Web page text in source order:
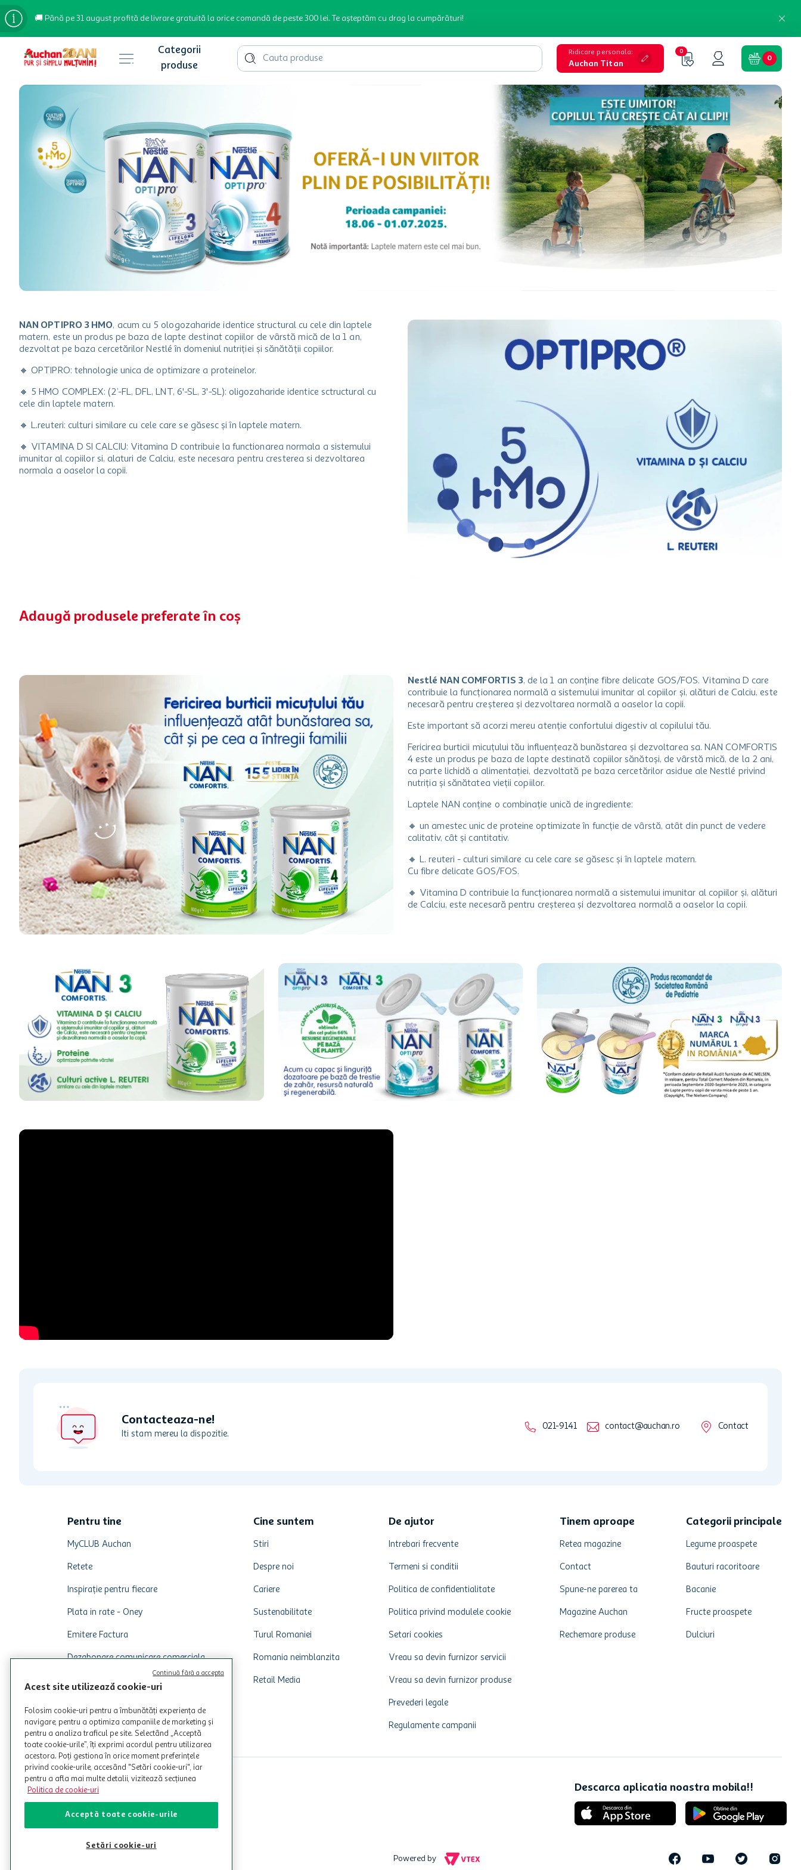
🚚 Până pe 31 august profită de livrare gratuită la orice comandă de peste 300 lei. Te așteptăm cu drag la cumpărături!
Cauta produse
cafea
inghetata
apa plata
cafea boabe
troler
hartie igienica
ciocolata
Ridicare personala:
Auchan Titan
0
0
NAN OPTIPRO 3 HMO, acum cu 5 ologozaharide identice structural cu cele din laptele
matern, este un produs pe baza de lapte destinat copiilor de vârstă mică de la 1 an,
dezvoltat pe baza cercetărilor Nestlé în domeniul nutriției și sănătății copiilor.
🔸 OPTIPRO: tehnologie unica de optimizare a proteinelor.
🔸 5 HMO COMPLEX: (2’-FL, DFL, LNT, 6'-SL, 3'-SL): oligozaharide identice sctructural cu
cele din laptele matern.
🔸 L.reuteri: culturi similare cu cele care se găsesc și în laptele matern.
🔸 VITAMINA D SI CALCIU: Vitamina D contribuie la functionarea normala a sistemului
imunitar al copiilor si, alaturi de Calciu, este necesara pentru cresterea si dezvoltarea
normala a oaselor la copii.
Adaugă produsele preferate în coș
Nestlé NAN COMFORTIS 3, de la 1 an conține fibre delicate GOS/FOS. Vitamina D care
contribuie la funcționarea normală a sistemului imunitar al copiilor și, alături de Calciu, este
necesară pentru creșterea și dezvoltarea normală a oaselor la copii.
Este important să acorzi mereu atenție confortului digestiv al copilului tău.
Fericirea burticii micuțului tău influențează bunăstarea și dezvoltarea sa. NAN COMFORTIS
4 este un produs pe baza de lapte destinată copiilor sănătoși, de vârstă mică, de la 2 ani,
ca parte lichidă a alimentației, dezvoltată pe baza cercetărilor asidue ale Nestlé privind
nutriția și sănătatea vieții copiilor.
Laptele NAN conține o combinație unică de ingrediente:
🔸 un amestec unic de proteine optimizate în funcție de vârstă, atât din punct de vedere
calitativ, cât și cantitativ.
🔸 L. reuteri - culturi similare cu cele care se găsesc și în laptele matern.
Cu fibre delicate GOS/FOS.
🔸 Vitamina D contribuie la funcționarea normală a sistemului imunitar al copiilor și, alături
de Calciu, este necesară pentru creșterea și dezvoltarea normală a oaselor la copii.
Contacteaza-ne!
Iti stam mereu la dispozitie.
021-9141 contact@auchan.ro Contact
Pentru tine
MyCLUB Auchan
Retete
Inspirație pentru fiecare
Plata in rate - Oney
Emitere Factura
Dezabonare comunicare comerciala
Cine suntem
Stiri
Despre noi
Cariere
Sustenabilitate
Turul Romaniei
Romania neimblanzita
Retail Media
De ajutor
Intrebari frecvente
Termeni si conditii
Politica de confidentialitate
Politica privind modulele cookie
Setari cookies
Vreau sa devin furnizor servicii
Vreau sa devin furnizor produse
Prevederi legale
Regulamente campanii
Tinem aproape
Retea magazine
Contact
Spune-ne parerea ta
Magazine Auchan
Rechemare produse
Categorii principale
Legume proaspete
Bauturi racoritoare
Bacanie
Fructe proaspete
Dulciuri
Descarca aplicatia noastra mobila!!
Powered by
Acest site utilizează cookie-uri
Folosim cookie-uri pentru a îmbunătăți experiența de
navigare, pentru a optimiza campaniile de marketing și
pentru a analiza traficul pe site. Selectând „Acceptă
toate cookie-urile”, îți exprimi acordul pentru utilizarea
acestora. Poți gestiona în orice moment preferințele
privind cookie-urile, accesând "Setări cookie-uri", iar
pentru a afla mai multe detalii, vizitează secțiunea
Politica de cookie-uri
Acceptă toate cookie-urile
Setări cookie-uri
Continuă fără a accepta